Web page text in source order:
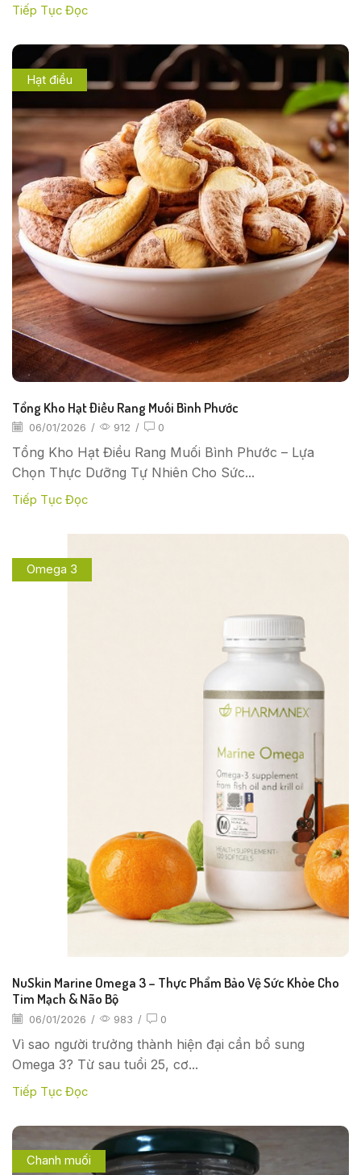
Tiếp Tục Đọc
Hạt điều
Tổng Kho Hạt Điều Rang Muối Bình Phước
06/01/2026 / 912 / 0
Tổng Kho Hạt Điều Rang Muối Bình Phước – Lựa
Chọn Thực Dưỡng Tự Nhiên Cho Sức...
Tiếp Tục Đọc
Omega 3
NuSkin Marine Omega 3 – Thực Phẩm Bảo Vệ Sức Khỏe Cho
Tim Mạch & Não Bộ
06/01/2026 / 983 / 0
Vì sao người trưởng thành hiện đại cần bổ sung
Omega 3? Từ sau tuổi 25, cơ...
Tiếp Tục Đọc
Chanh muối